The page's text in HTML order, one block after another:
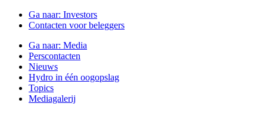
Ga naar: Investors
Contacten voor beleggers
Ga naar: Media
Perscontacten
Nieuws
Hydro in één oogopslag
Topics
Mediagalerij